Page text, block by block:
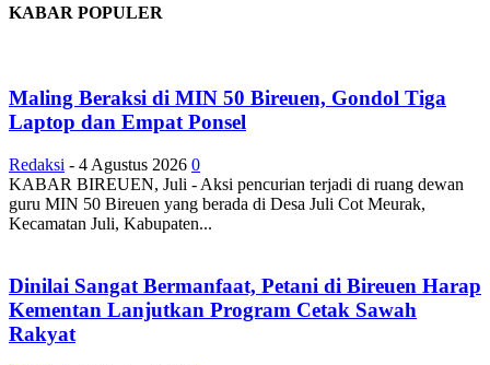
KABAR POPULER
Maling Beraksi di MIN 50 Bireuen, Gondol Tiga
Laptop dan Empat Ponsel
Redaksi - 4 Agustus 2026 0
KABAR BIREUEN, Juli - Aksi pencurian terjadi di ruang dewan
guru MIN 50 Bireuen yang berada di Desa Juli Cot Meurak,
Kecamatan Juli, Kabupaten...
Dinilai Sangat Bermanfaat, Petani di Bireuen Harap
Kementan Lanjutkan Program Cetak Sawah
Rakyat